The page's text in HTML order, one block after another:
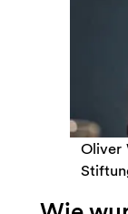
Oliver